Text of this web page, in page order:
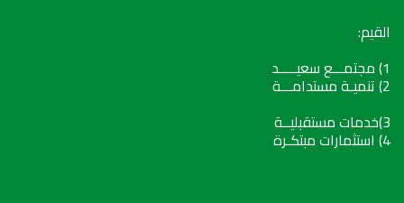
القيم:
1) مجتمـــع سعيـــــد
2) تنميـة مستدامـــة
3)خدمات مستقبليــة
4) استثمارات مبتكـرة